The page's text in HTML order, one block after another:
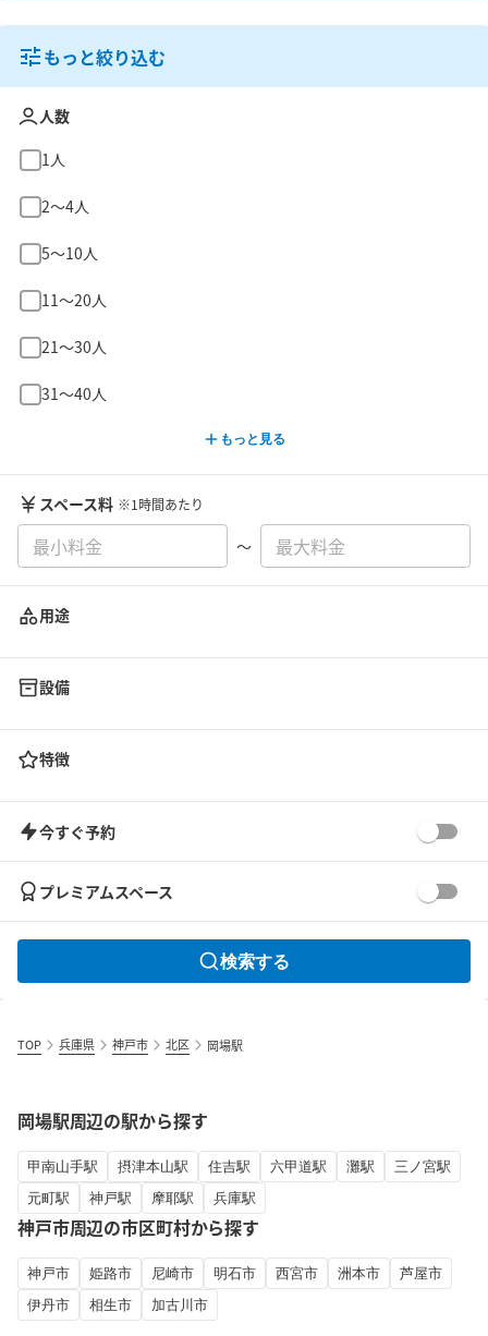
もっと絞り込む
人数
1人
2〜4人
5〜10人
11〜20人
21〜30人
31〜40人
もっと見る
スペース料 ※1時間あたり
〜
用途
設備
特徴
今すぐ予約
プレミアムスペース
検索する
TOP 兵庫県 神戸市 北区 岡場駅
岡場駅周辺の駅から探す
甲南山手駅 摂津本山駅 住吉駅 六甲道駅 灘駅
三ノ宮駅
元町駅
神戸駅 摩耶駅 兵庫駅
神戸市周辺の市区町村から探す
神戸市 姫路市 尼崎市 明石市 西宮市 洲本市
芦屋市
伊丹市
相生市 加古川市